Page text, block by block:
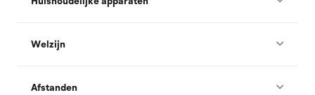
Welzijn
Afstanden